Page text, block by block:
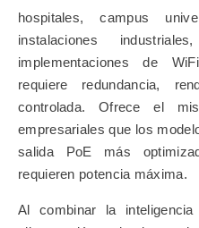
hospitales, campus
instalaciones
implementaciones de
requiere redundancia,
controlada. Ofrece el
empresariales que los
salida PoE más
requieren potencia máxima.
Al combinar la